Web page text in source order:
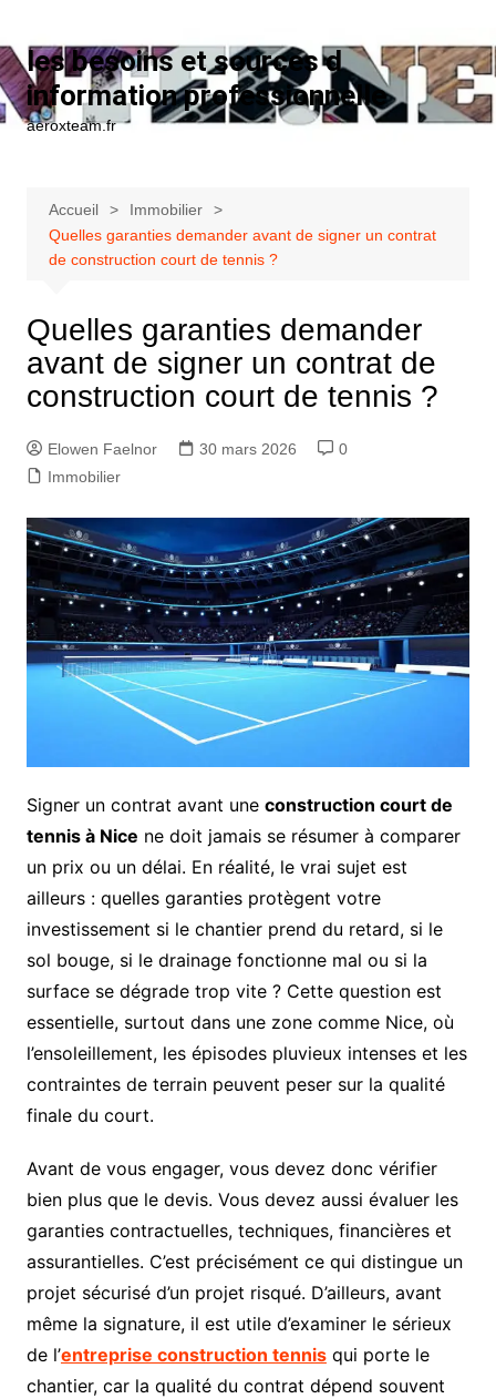
les besoins et sources d
information professionnelle
aeroxteam.fr
Accueil
Immobilier
Quelles garanties demander avant de signer un contrat
de construction court de tennis ?
Quelles garanties demander
avant de signer un contrat de
construction court de tennis ?
Elowen Faelnor 30 mars 2026
0
Immobilier
Signer un contrat avant une construction court de
tennis à Nice ne doit jamais se résumer à comparer
un prix ou un délai. En réalité, le vrai sujet est
ailleurs : quelles garanties protègent votre
investissement si le chantier prend du retard, si le
sol bouge, si le drainage fonctionne mal ou si la
surface se dégrade trop vite ? Cette question est
essentielle, surtout dans une zone comme Nice, où
l’ensoleillement, les épisodes pluvieux intenses et les
contraintes de terrain peuvent peser sur la qualité
finale du court.
Avant de vous engager, vous devez donc vérifier
bien plus que le devis. Vous devez aussi évaluer les
garanties contractuelles, techniques, financières et
assurantielles. C’est précisément ce qui distingue un
projet sécurisé d’un projet risqué. D’ailleurs, avant
même la signature, il est utile d’examiner le sérieux
de l’entreprise construction tennisqui porte le
chantier, car la qualité du contrat dépend souvent